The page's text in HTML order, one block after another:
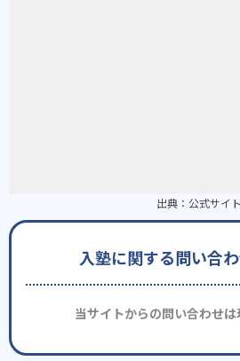
出典： 公式サイト
入塾に関する問い合
当サイトからの問い合わせ